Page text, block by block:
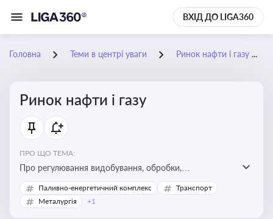
ВХІД ДО LIGA360
Головна Теми в центрі уваги Ринок нафти і газу
Ринок нафти і газу
ПРО ЩО ТЕМА:
Про регулювання видобування, обробки,
транспортування та реалізації нафти й природного
газу, що критично важливо для енергетичної безпеки,
Паливно-енергетичний комплекс
Транспорт
Металургія
+1